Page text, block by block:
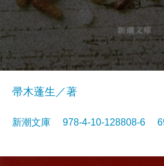
帚木蓬生／著
新潮文庫 978-4-10-128808-6